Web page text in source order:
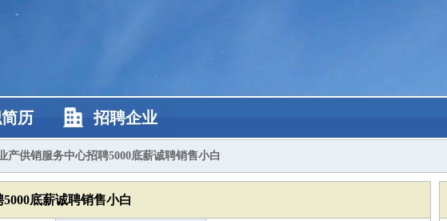
历 招聘企业
产供销服务中心招聘5000底薪诚聘销售小白
5000底薪诚聘销售小白